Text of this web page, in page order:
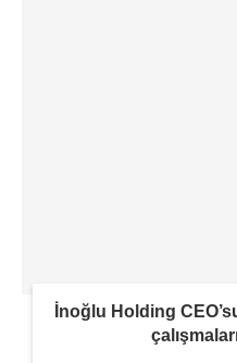
İnoğlu Holding